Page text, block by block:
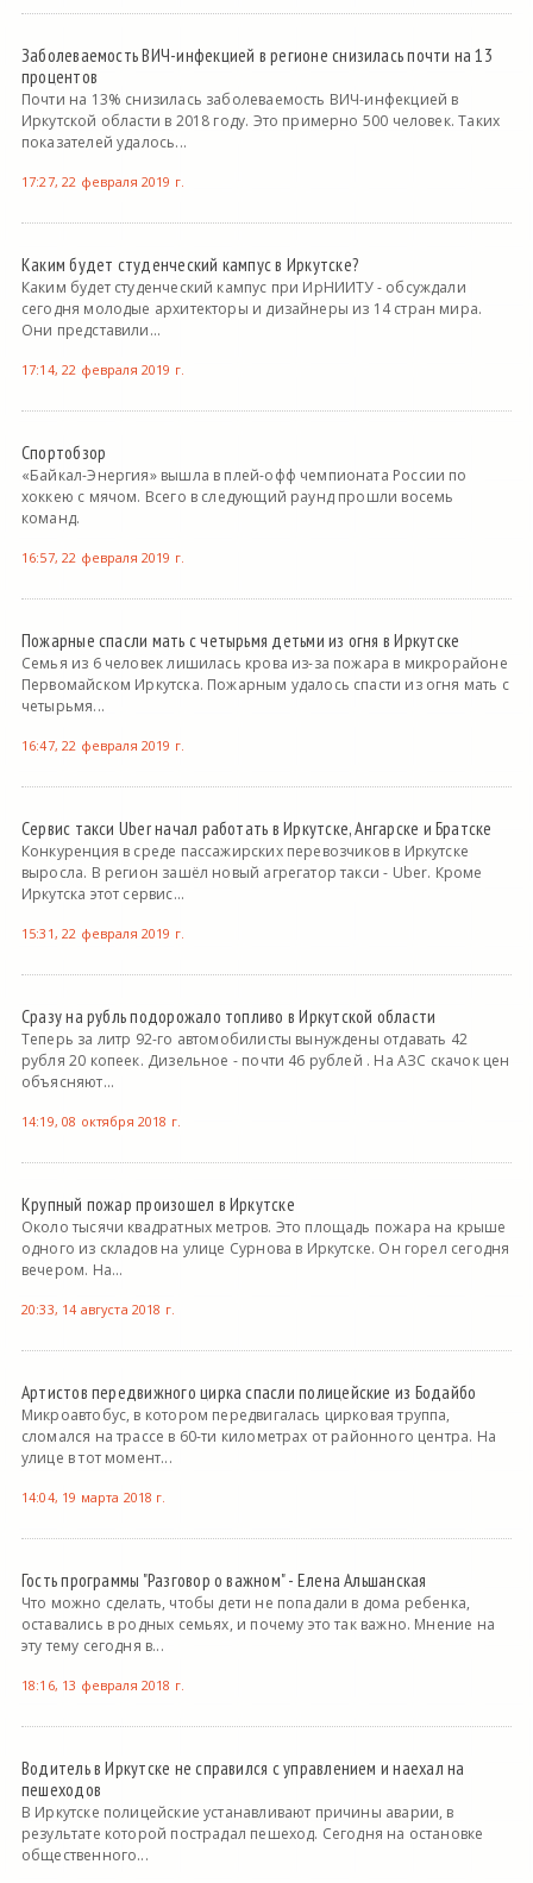
Заболеваемость ВИЧ-инфекцией в регионе снизилась почти на 13
процентов
Почти на 13% снизилась заболеваемость ВИЧ-инфекцией в
Иркутской области в 2018 году. Это примерно 500 человек. Таких
показателей удалось...
17:27, 22 февраля 2019 г.
Каким будет студенческий кампус в Иркутске?
Каким будет студенческий кампус при ИрНИИТУ - обсуждали
сегодня молодые архитекторы и дизайнеры из 14 стран мира.
Они представили...
17:14, 22 февраля 2019 г.
Спортобзор
«Байкал-Энергия» вышла в плей-офф чемпионата России по
хоккею с мячом. Всего в следующий раунд прошли восемь
команд.
16:57, 22 февраля 2019 г.
Пожарные спасли мать с четырьмя детьми из огня в Иркутске
Семья из 6 человек лишилась крова из-за пожара в микрорайоне
Первомайском Иркутска. Пожарным удалось спасти из огня мать с
четырьмя...
16:47, 22 февраля 2019 г.
Сервис такси Uber начал работать в Иркутске, Ангарске и Братске
Конкуренция в среде пассажирских перевозчиков в Иркутске
выросла. В регион зашёл новый агрегатор такси - Uber. Кроме
Иркутска этот сервис...
15:31, 22 февраля 2019 г.
Сразу на рубль подорожало топливо в Иркутской области
Теперь за литр 92-го автомобилисты вынуждены отдавать 42
рубля 20 копеек. Дизельное - почти 46 рублей . На АЗС скачок цен
объясняют...
14:19, 08 октября 2018 г.
Крупный пожар произошел в Иркутске
Около тысячи квадратных метров. Это площадь пожара на крыше
одного из складов на улице Сурнова в Иркутске. Он горел сегодня
вечером. На...
20:33, 14 августа 2018 г.
Артистов передвижного цирка спасли полицейские из Бодайбо
Микроавтобус, в котором передвигалась цирковая труппа,
сломался на трассе в 60-ти километрах от районного центра. На
улице в тот момент...
14:04, 19 марта 2018 г.
Гость программы "Разговор о важном" - Елена Альшанская
Что можно сделать, чтобы дети не попадали в дома ребенка,
оставались в родных семьях, и почему это так важно. Мнение на
эту тему сегодня в...
18:16, 13 февраля 2018 г.
Водитель в Иркутске не справился с управлением и наехал на
пешеходов
В Иркутске полицейские устанавливают причины аварии, в
результате которой пострадал пешеход. Сегодня на остановке
общественного...